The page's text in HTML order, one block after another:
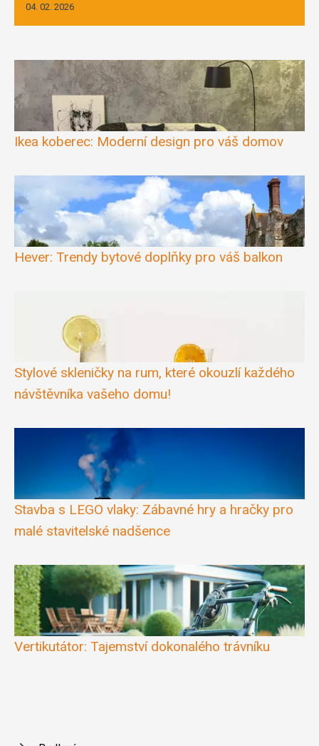
04. 02. 2026
Ikea koberec: Moderní design pro váš domov
Hever: Trendy bytové doplňky pro váš balkon
Stylové skleničky na rum, které okouzlí každého
návštěvníka vašeho domu!
Stavba s LEGO vlaky: Zábavné hry a hračky pro
malé stavitelské nadšence
Vertikutátor: Tajemství dokonalého trávníku